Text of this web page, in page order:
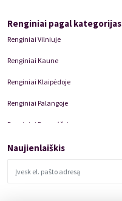
Renginiai pagal kategorijas
Renginiai Vilniuje
Renginiai Kaune
Renginiai Klaipėdoje
Renginiai Palangoje
Renginiai Panevėžyje
Domino Teatro Spektakliai
Naujienlaiškis